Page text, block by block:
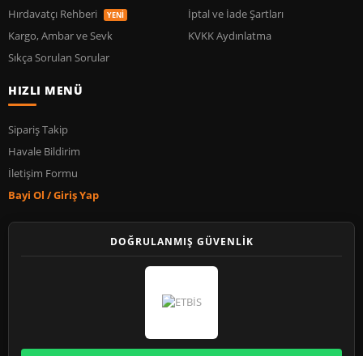
Hırdavatçı Rehberi
YENİ
Kargo, Ambar ve Sevk
Sıkça Sorulan Sorular
İptal ve İade Şartları
KVKK Aydınlatma
HIZLI MENÜ
Sipariş Takip
Havale Bildirim
İletişim Formu
Bayi Ol / Giriş Yap
DOĞRULANMIŞ GÜVENLİK